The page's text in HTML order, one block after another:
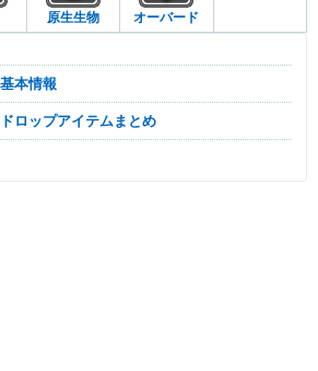
原生生物 オーバード
基本情報
ドロップアイテムまとめ